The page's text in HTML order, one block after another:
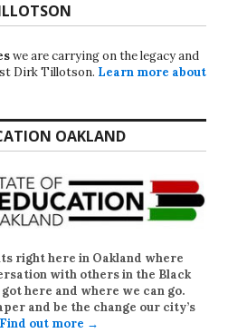
we are carrying on the legacy and
Dirk Tillotson. Learn more about
OAKLAND
right here in Oakland where
with others in the Black
here and where we can go.
and be the change our city’s
Find out more →